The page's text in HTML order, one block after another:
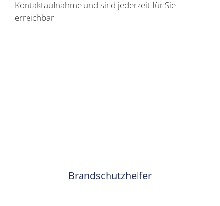
Kontaktaufnahme und sind jederzeit für Sie
erreichbar.
Brandschutzhelfer